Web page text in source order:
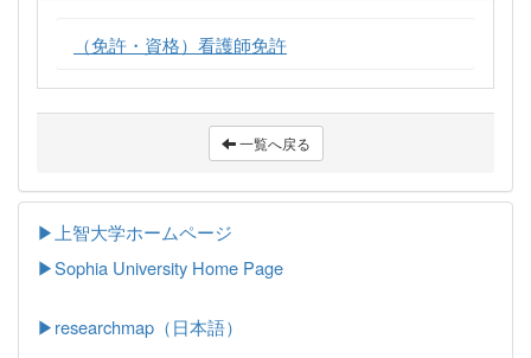
（免許・資格）看護師免許
一覧へ戻る
▶上智大学ホームページ
▶Sophia University Home Page
▶researchmap（日本語）